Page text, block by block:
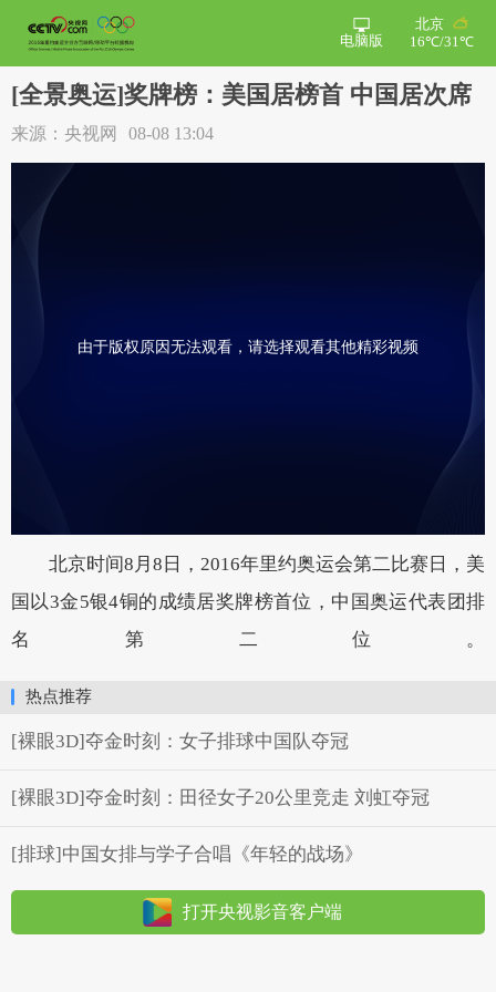
北京
16℃/31℃
电脑版
[全景奥运]奖牌榜：美国居榜首 中国居次席
来源：央视网 08-08 13:04
由于版权原因无法观看，请选择观看其他精彩视频
北京时间8月8日，2016年里约奥运会第二比赛日，美
国以3金5银4铜的成绩居奖牌榜首位，中国奥运代表团排
名第二位。
热点推荐
[裸眼3D]夺金时刻：女子排球中国队夺冠
[裸眼3D]夺金时刻：田径女子20公里竞走 刘虹夺冠
[排球]中国女排与学子合唱《年轻的战场》
打开央视影音客户端